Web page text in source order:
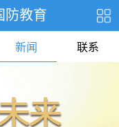
防教育
新闻 联系